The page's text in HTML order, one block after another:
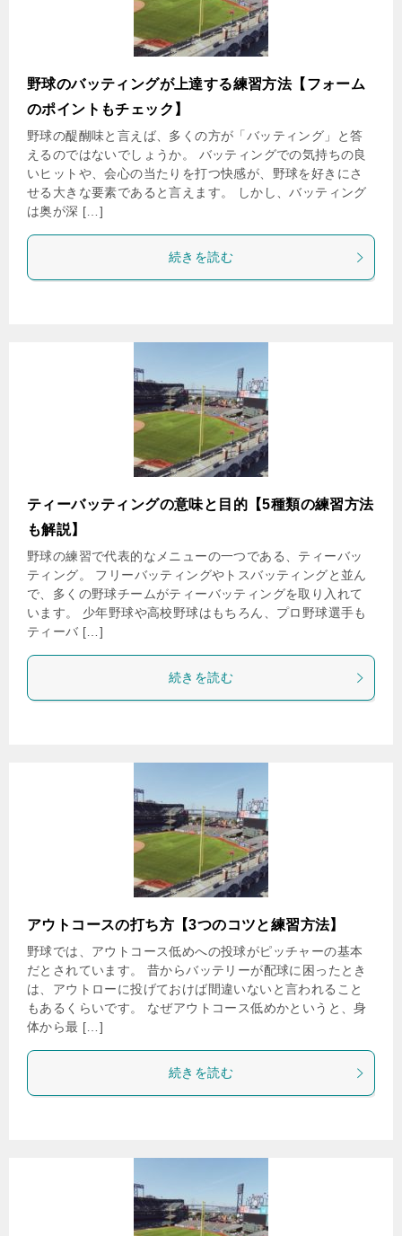
野球のバッティングが上達する練習方法【フォーム
のポイントもチェック】
野球の醍醐味と言えば、多くの方が「バッティング」と答
えるのではないでしょうか。 バッティングでの気持ちの良
いヒットや、会心の当たりを打つ快感が、野球を好きにさ
せる大きな要素であると言えます。 しかし、バッティング
は奥が深 […]
続きを読む
ティーバッティングの意味と目的【5種類の練習方法
も解説】
野球の練習で代表的なメニューの一つである、ティーバッ
ティング。 フリーバッティングやトスバッティングと並ん
で、多くの野球チームがティーバッティングを取り入れて
います。 少年野球や高校野球はもちろん、プロ野球選手も
ティーバ […]
続きを読む
アウトコースの打ち方【3つのコツと練習方法】
野球では、アウトコース低めへの投球がピッチャーの基本
だとされています。 昔からバッテリーが配球に困ったとき
は、アウトローに投げておけば間違いないと言われること
もあるくらいです。 なぜアウトコース低めかというと、身
体から最 […]
続きを読む